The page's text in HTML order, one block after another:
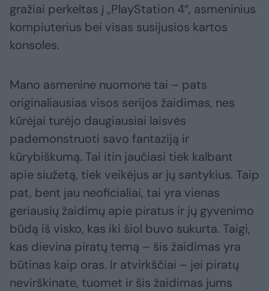
gražiai perkeltas į „PlayStation 4“, asmeninius
kompiuterius bei visas susijusios kartos
konsoles.
Mano asmenine nuomone tai – pats
originaliausias visos serijos žaidimas, nes
kūrėjai turėjo daugiausiai laisvės
pademonstruoti savo fantaziją ir
kūrybiškumą. Tai itin jaučiasi tiek kalbant
apie siužetą, tiek veikėjus ar jų santykius. Taip
pat, bent jau neoficialiai, tai yra vienas
geriausių žaidimų apie piratus ir jų gyvenimo
būdą iš visko, kas iki šiol buvo sukurta. Taigi,
kas dievina piratų temą – šis žaidimas yra
būtinas kaip oras. Ir atvirkščiai – jei piratų
nevirškinate, tuomet ir šis žaidimas jums